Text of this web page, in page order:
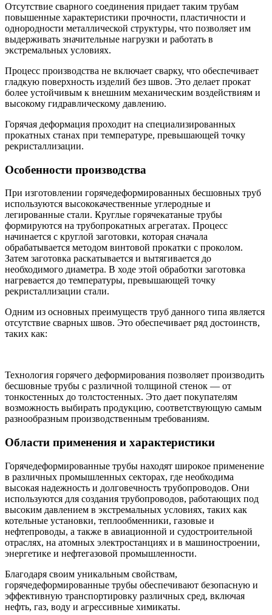
Отсутствие сварного соединения придает таким трубам
повышенные характеристики прочности, пластичности и
однородности металлической структуры, что позволяет им
выдерживать значительные нагрузки и работать в
экстремальных условиях.
Процесс производства не включает сварку, что обеспечивает
гладкую поверхность изделий без швов. Это делает прокат
более устойчивым к внешним механическим воздействиям и
высокому гидравлическому давлению.
Горячая деформация проходит на специализированных
прокатных станах при температуре, превышающей точку
рекристаллизации.
Особенности производства
При изготовлении горячедеформированных бесшовных труб
используются высококачественные углеродные и
легированные стали. Круглые горячекатаные трубы
формируются на трубопрокатных агрегатах. Процесс
начинается с круглой заготовки, которая сначала
обрабатывается методом винтовой прокатки с проколом.
Затем заготовка раскатывается и вытягивается до
необходимого диаметра. В ходе этой обработки заготовка
нагревается до температуры, превышающей точку
рекристаллизации стали.
Одним из основных преимуществ труб данного типа является
отсутствие сварных швов. Это обеспечивает ряд достоинств,
таких как:
Технология горячего деформирования позволяет производить
бесшовные трубы с различной толщиной стенок — от
тонкостенных до толстостенных. Это дает покупателям
возможность выбирать продукцию, соответствующую самым
разнообразным производственным требованиям.
Области применения и характеристики
Горячедеформированные трубы находят широкое применение
в различных промышленных секторах, где необходима
высокая надежность и долговечность трубопроводов. Они
используются для создания трубопроводов, работающих под
высоким давлением в экстремальных условиях, таких как
котельные установки, теплообменники, газовые и
нефтепроводы, а также в авиационной и судостроительной
отраслях, на атомных электростанциях и в машиностроении,
энергетике и нефтегазовой промышленности.
Благодаря своим уникальным свойствам,
горячедеформированные трубы обеспечивают безопасную и
эффективную транспортировку различных сред, включая
нефть, газ, воду и агрессивные химикаты.